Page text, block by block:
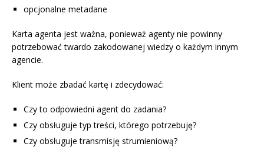
opcjonalne metadane
Karta agenta jest ważna, ponieważ agenty nie powinny
potrzebować twardo zakodowanej wiedzy o każdym innym
agencie.
Klient może zbadać kartę i zdecydować:
Czy to odpowiedni agent do zadania?
Czy obsługuje typ treści, którego potrzebuję?
Czy obsługuje transmisję strumieniową?